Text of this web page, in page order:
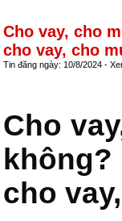
Cho vay, cho
cho vay, cho
Tin đăng ngày: 10/8/2024 -
Cho
cho